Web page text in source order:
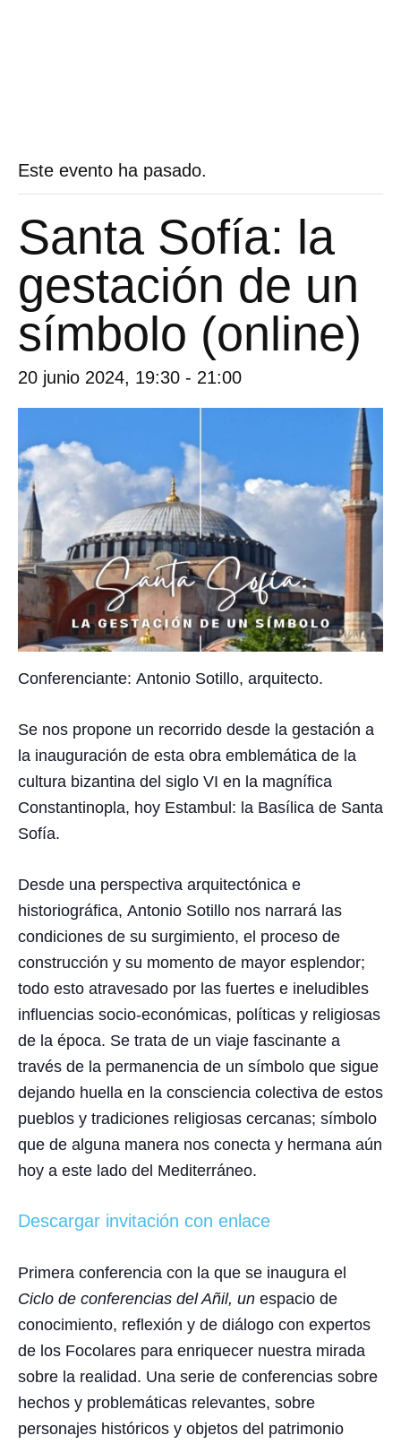
Este evento ha pasado.
Santa Sofía: la
gestación de un
símbolo (online)
20 junio 2024, 19:30 - 21:00
Conferenciante: Antonio Sotillo, arquitecto.
Se nos propone un recorrido desde la gestación a
la inauguración de esta obra emblemática de la
cultura bizantina del siglo VI en la magnífica
Constantinopla, hoy Estambul: la Basílica de Santa
Sofía.
Desde una perspectiva arquitectónica e
historiográfica, Antonio Sotillo nos narrará las
condiciones de su surgimiento, el proceso de
construcción y su momento de mayor esplendor;
todo esto atravesado por las fuertes e ineludibles
influencias socio-económicas, políticas y religiosas
de la época. Se trata de un viaje fascinante a
través de la permanencia de un símbolo que sigue
dejando huella en la consciencia colectiva de estos
pueblos y tradiciones religiosas cercanas; símbolo
que de alguna manera nos conecta y hermana aún
hoy a este lado del Mediterráneo.
Descargar invitación con enlace
Primera conferencia con la que se inaugura el
Ciclo de conferencias del Añil, un espacio de
conocimiento, reflexión y de diálogo con expertos
de los Focolares para enriquecer nuestra mirada
sobre la realidad. Una serie de conferencias sobre
hechos y problemáticas relevantes, sobre
personajes históricos y objetos del patrimonio